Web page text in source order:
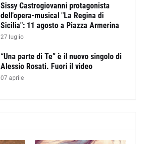
Sissy Castrogiovanni protagonista
dell'opera-musical "La Regina di
Sicilia": 11 agosto a Piazza Armerina
27 luglio
“Una parte di Te” è il nuovo singolo di
Alessio Rosati. Fuori il video
07 aprile